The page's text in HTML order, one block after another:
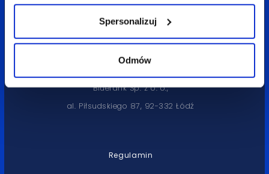
Spersonalizuj
Odmów
tel. 42 632 33 21
kontakt@bluerank.com
Bluerank Sp. z o. o.,
al. Piłsudskiego 87, 92-332 Łódź
Regulamin